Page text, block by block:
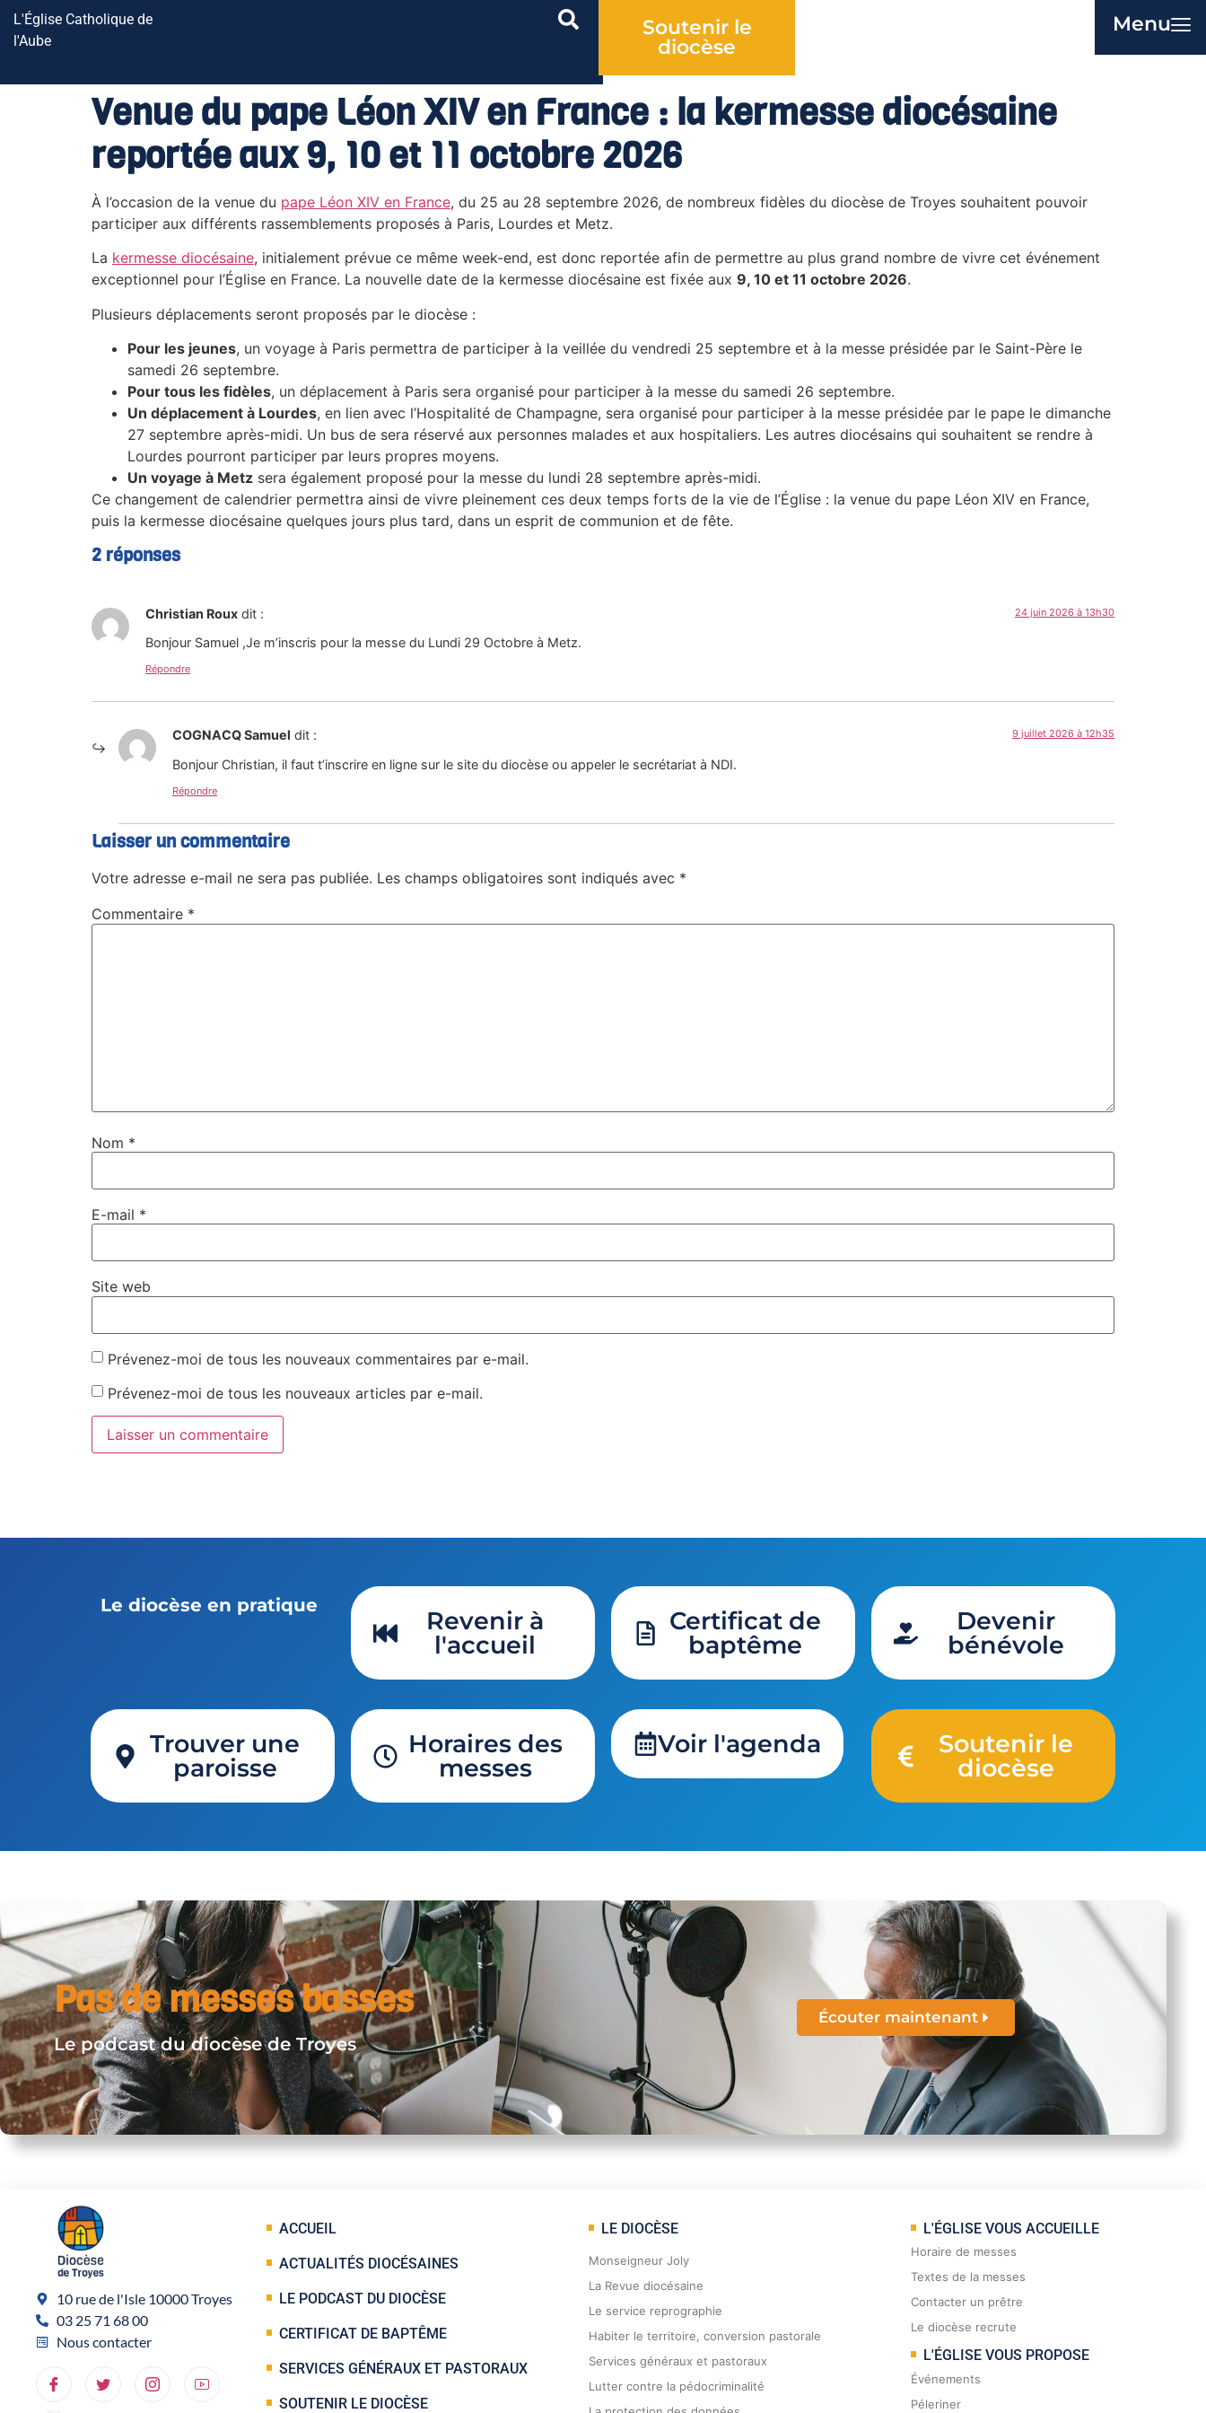
L'Église Catholique de
l'Aube
Soutenir le
diocèse
Menu
Venue du pape Léon XIV en France : la kermesse diocésaine
reportée aux 9, 10 et 11 octobre 2026
À l’occasion de la venue du pape Léon XIV en France, du 25 au 28 septembre 2026, de nombreux fidèles du diocèse de Troyes souhaitent pouvoir
participer aux différents rassemblements proposés à Paris, Lourdes et Metz.
La kermesse diocésaine, initialement prévue ce même week-end, est donc reportée afin de permettre au plus grand nombre de vivre cet événement
exceptionnel pour l’Église en France. La nouvelle date de la kermesse diocésaine est fixée aux 9, 10 et 11 octobre 2026.
Plusieurs déplacements seront proposés par le diocèse :
Pour les jeunes, un voyage à Paris permettra de participer à la veillée du vendredi 25 septembre et à la messe présidée par le Saint-Père le
samedi 26 septembre.
Pour tous les fidèles, un déplacement à Paris sera organisé pour participer à la messe du samedi 26 septembre.
Un déplacement à Lourdes, en lien avec l’Hospitalité de Champagne, sera organisé pour participer à la messe présidée par le pape le dimanche
27 septembre après-midi. Un bus de sera réservé aux personnes malades et aux hospitaliers. Les autres diocésains qui souhaitent se rendre à
Lourdes pourront participer par leurs propres moyens.
Un voyage à Metz sera également proposé pour la messe du lundi 28 septembre après-midi.
Ce changement de calendrier permettra ainsi de vivre pleinement ces deux temps forts de la vie de l’Église : la venue du pape Léon XIV en France,
puis la kermesse diocésaine quelques jours plus tard, dans un esprit de communion et de fête.
2 réponses
Christian Roux dit : 24 juin 2026 à 13h30
Bonjour Samuel ,Je m’inscris pour la messe du Lundi 29 Octobre à Metz.
Répondre
COGNACQ Samuel dit : 9 juillet 2026 à 12h35
Bonjour Christian, il faut t’inscrire en ligne sur le site du diocèse ou appeler le secrétariat à NDI.
Répondre
Laisser un commentaire
Votre adresse e-mail ne sera pas publiée. Les champs obligatoires sont indiqués avec *
Commentaire *
Nom *
E-mail *
Site web
Prévenez-moi de tous les nouveaux commentaires par e-mail.
Prévenez-moi de tous les nouveaux articles par e-mail.
Le diocèse en pratique
Revenir à
l'accueil
Certificat de
baptême
Devenir
bénévole
Trouver une
paroisse
Horaires des
messes
Voir l'agenda
Soutenir le
diocèse
Pas de messes basses
Le podcast du diocèse de Troyes
Écouter maintenant
10 rue de l'Isle 10000 Troyes
03 25 71 68 00
Nous contacter
ACCUEIL
ACTUALITÉS DIOCÉSAINES
LE PODCAST DU DIOCÈSE
CERTIFICAT DE BAPTÊME
SERVICES GÉNÉRAUX ET PASTORAUX
SOUTENIR LE DIOCÈSE
LE DIOCÈSE
Monseigneur Joly
La Revue diocésaine
Le service reprographie
Habiter le territoire, conversion pastorale
Services généraux et pastoraux
Lutter contre la pédocriminalité
L'ÉGLISE VOUS ACCUEILLE
Horaire de messes
Textes de la messes
Contacter un prêtre
Le diocèse recrute
L'ÉGLISE VOUS PROPOSE
Événements
Péleriner